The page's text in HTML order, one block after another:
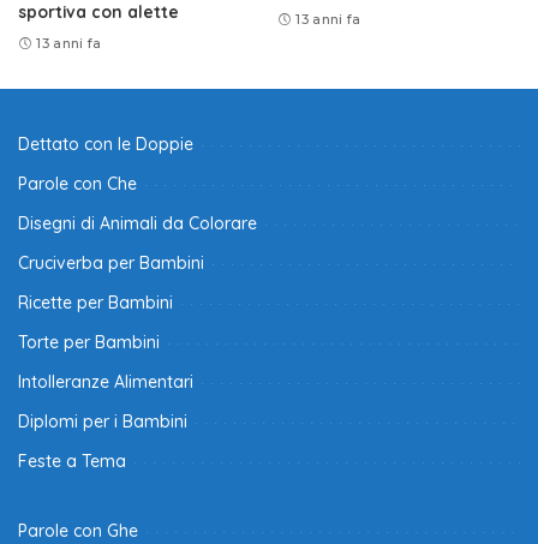
sportiva con alette
13 anni fa
13 anni fa
Dettato con le Doppie
Parole con Che
Disegni di Animali da Colorare
Cruciverba per Bambini
Ricette per Bambini
Torte per Bambini
Intolleranze Alimentari
Diplomi per i Bambini
Feste a Tema
Parole con Ghe